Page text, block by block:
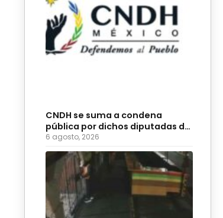
CNDH se suma a condena
pública por dichos diputadas de
Morena
6 agosto, 2026